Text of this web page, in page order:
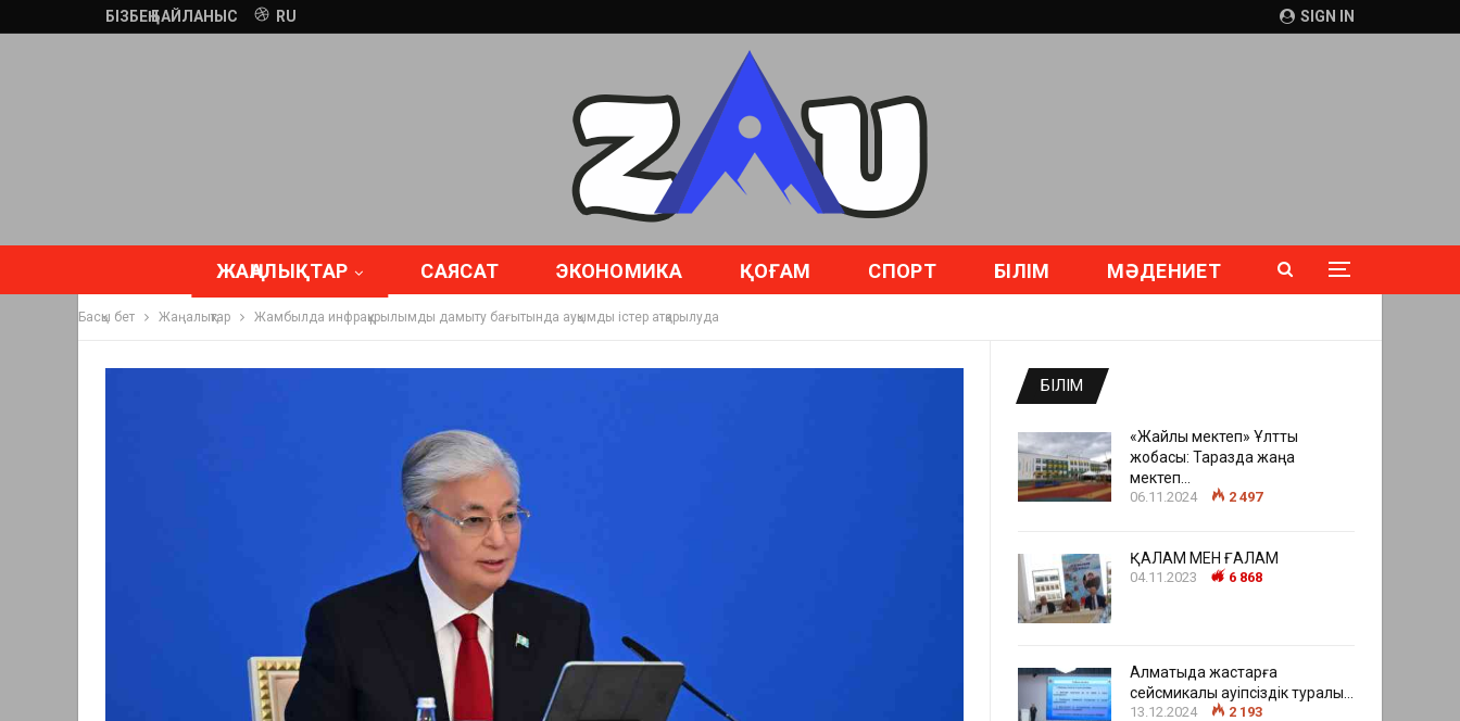
SIGN IN
БІЗБЕҢ БАЙЛАНЫС RU
ЖАҢАЛЫҚТАР САЯСАТ ЭКОНОМИКА ҚОҒАМ СПОРТ БІЛІМ МӘДЕНИЕТ
Басқы бет Жаңалықтар Жамбылда инфрақұрылымды дамыту бағытында ауқымды істер атқарылуда
БІЛІМ
«Жайлы мектеп» Ұлттық
жобасы: Таразда жаңа
мектеп…
06.11.2024 2 497
ҚАЛАМ МЕН ҒАЛАМ
04.11.2023 6 868
Алматыда жастарға
сейсмикалық қауіпсіздік туралы…
13.12.2024 2 193